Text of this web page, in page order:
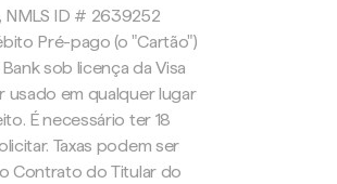
NMLS ID # 2639252
Pré-pago (o "Cartão")
sob licença da Visa
usado em qualquer lugar
É necessário ter 18
Taxas podem ser
Contrato do Titular do